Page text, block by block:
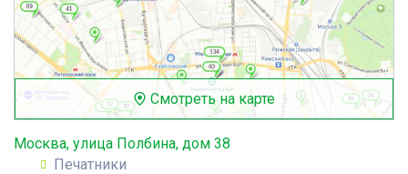
Смотреть на карте
Москва, улица Полбина, дом 38
Печатники